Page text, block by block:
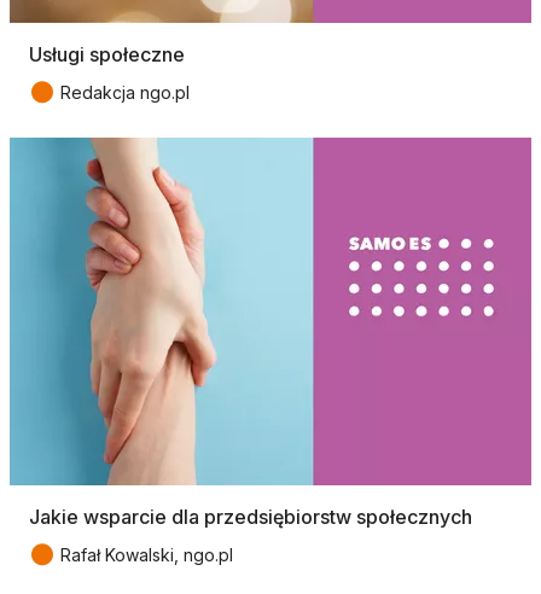
Usługi społeczne
● Redakcja ngo.pl
Jakie wsparcie dla przedsiębiorstw społecznych
● Rafał Kowalski, ngo.pl